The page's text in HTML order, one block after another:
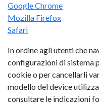
Google Chrome
Mozilla Firefox
Safari
In ordine agli utenti che
configurazioni di sistema
cookie o per cancellarli
modello del device
consultare le indicazioni